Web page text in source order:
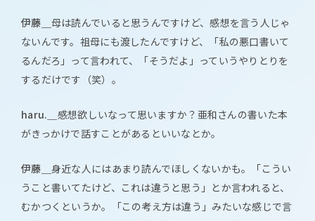
伊藤＿ 母は読んでいると思うんですけど、感想を言う人じゃ
ないんです。祖母にも渡したんですけど、「私の悪口書いて
るんだろ」って言われて、「そうだよ」っていうやりとりを
するだけです（笑）。
haru.＿ 感想欲しいなって思いますか？亜和さんの書いた本
がきっかけで話すことがあるといいなとか。
伊藤＿ 身近な人にはあまり読んでほしくないかも。「こうい
うこと書いてたけど、これは違うと思う」とか言われると、
むかつくというか。「この考え方は違う」みたいな感じで言